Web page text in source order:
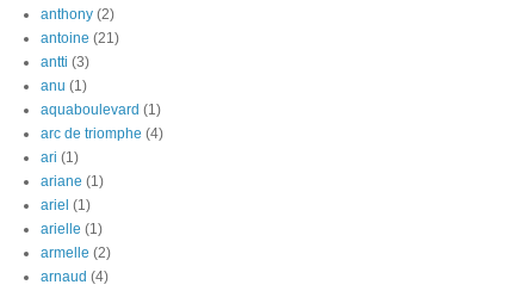
anthony (2)
antoine (21)
antti (3)
anu (1)
aquaboulevard (1)
arc de triomphe (4)
ari (1)
ariane (1)
ariel (1)
arielle (1)
armelle (2)
arnaud (4)